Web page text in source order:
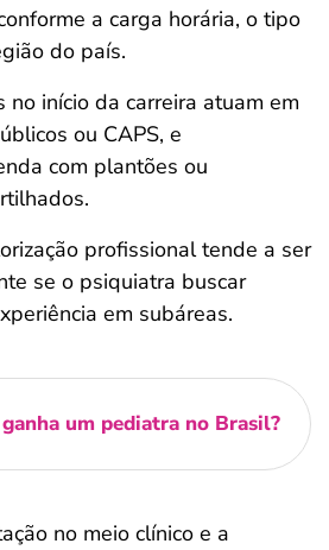
a carga horária, o tipo
do país.
no início da carreira atuam em
ou CAPS, e
com plantões ou
profissional tende a ser
se o psiquiatra buscar
em subáreas.
um pediatra no Brasil?
no meio clínico e a